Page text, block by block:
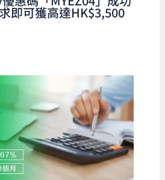
即可獲高達HK$3,500